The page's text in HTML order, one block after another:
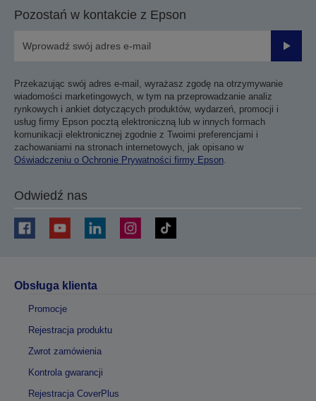
Pozostań w kontakcie z Epson
Przekazując swój adres e-mail, wyrażasz zgodę na otrzymywanie
wiadomości marketingowych, w tym na przeprowadzanie analiz
rynkowych i ankiet dotyczących produktów, wydarzeń, promocji i
usług firmy Epson pocztą elektroniczną lub w innych formach
komunikacji elektronicznej zgodnie z Twoimi preferencjami i
zachowaniami na stronach internetowych, jak opisano w
Oświadczeniu o Ochronie Prywatności firmy Epson.
Odwiedź nas
Obsługa klienta
Promocje
Rejestracja produktu
Zwrot zamówienia
Kontrola gwarancji
Rejestracja CoverPlus